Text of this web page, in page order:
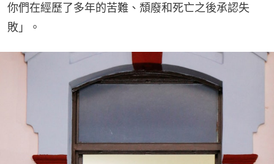
你們在經歷了多年的苦難、頹廢和死亡之後承認失
敗」。